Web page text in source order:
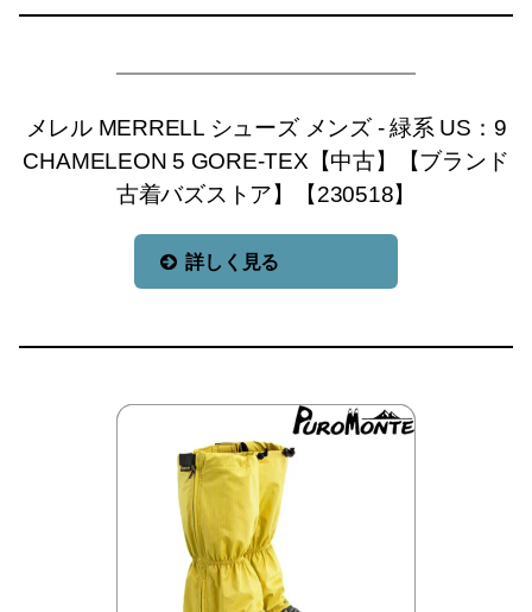
メレル MERRELL シューズ メンズ - 緑系 US：9
CHAMELEON 5 GORE-TEX【中古】【ブランド
古着バズストア】【230518】
詳しく見る